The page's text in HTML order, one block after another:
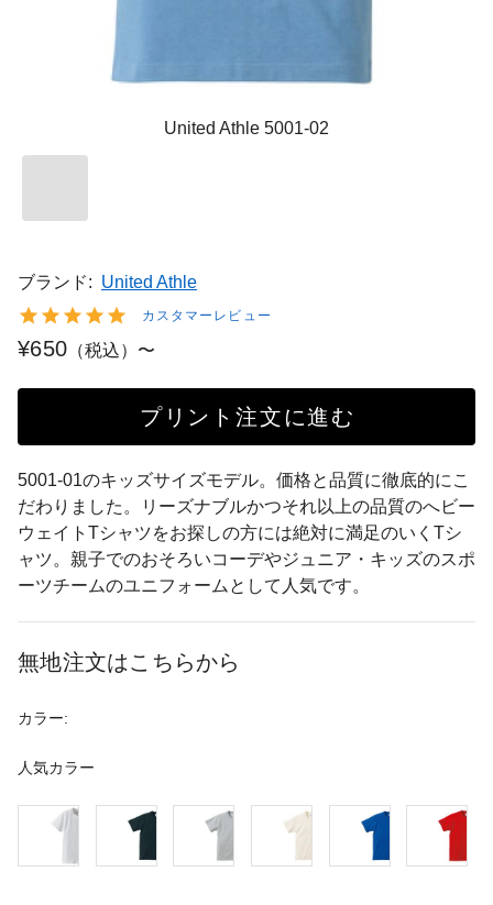
United Athle 5001-02
ブランド: United Athle
カスタマーレビュー
¥650 （税込）〜
プリント注文に進む
5001-01のキッズサイズモデル。価格と品質に徹底的にこ
だわりました。リーズナブルかつそれ以上の品質のへビー
ウェイトTシャツをお探しの方には絶対に満足のいくTシ
ャツ。親子でのおそろいコーデやジュニア・キッズのスポ
ーツチームのユニフォームとして人気です。
無地注文はこちらから
カラー:
人気カラー